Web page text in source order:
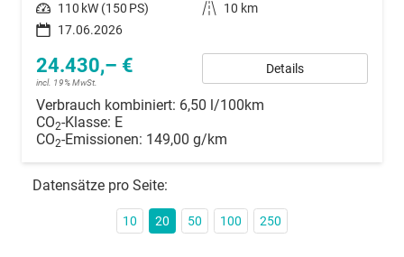
Leistung 110 kW (150 PS) Kilometerstand
10 km
17.06.2026
24.430,– €
incl. 19% MwSt.
Details
Verbrauch kombiniert: 6,50 l/100km
CO2-Klasse: E
CO2-Emissionen: 149,00 g/km
Datensätze pro Seite:
10 20 50 100 250